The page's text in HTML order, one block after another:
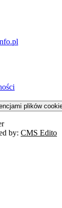
plików
by: CMS Edito